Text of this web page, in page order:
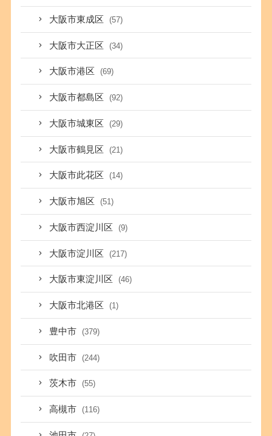
大阪市東成区 (57)
大阪市大正区 (34)
大阪市港区 (69)
大阪市都島区 (92)
大阪市城東区 (29)
大阪市鶴見区 (21)
大阪市此花区 (14)
大阪市旭区 (51)
大阪市西淀川区 (9)
大阪市淀川区 (217)
大阪市東淀川区 (46)
大阪市北港区 (1)
豊中市 (379)
吹田市 (244)
茨木市 (55)
高槻市 (116)